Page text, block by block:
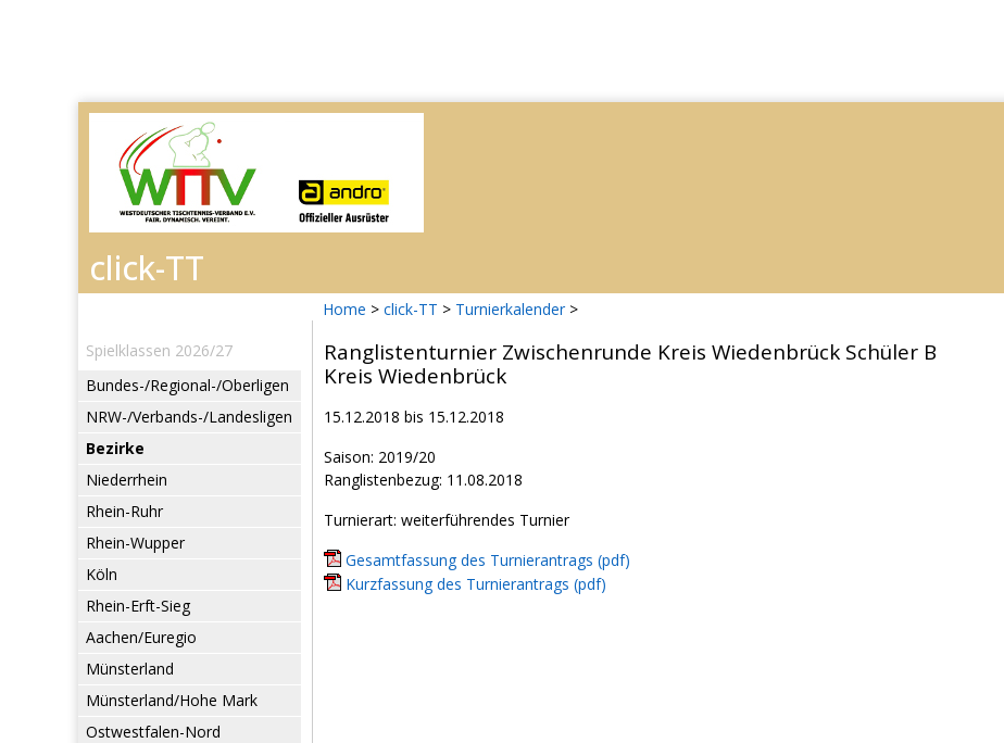
Home > click-TT > Turnierkalender >
Spielklassen 2026/27
Bundes-/Regional-/Oberligen
NRW-/Verbands-/Landesligen
Bezirke
Niederrhein
Rhein-Ruhr
Rhein-Wupper
Köln
Rhein-Erft-Sieg
Aachen/Euregio
Münsterland
Münsterland/Hohe Mark
Ostwestfalen-Nord
Ranglistenturnier Zwischenrunde Kreis Wiedenbrück Schüler B
Kreis Wiedenbrück
15.12.2018 bis 15.12.2018
Saison: 2019/20
Ranglistenbezug: 11.08.2018
Turnierart: weiterführendes Turnier
Gesamtfassung des Turnierantrags (pdf)
Kurzfassung des Turnierantrags (pdf)